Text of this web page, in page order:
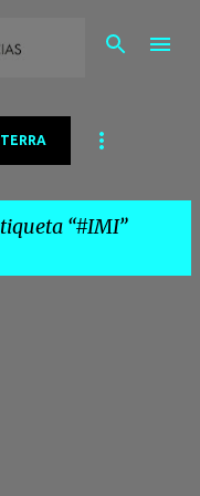
#IMI